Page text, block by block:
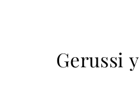
mesitas
auxiliares
Accesorios
aziendaGerussi